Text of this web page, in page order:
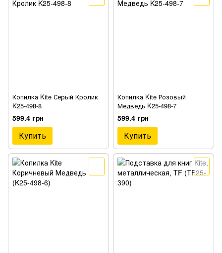
Копилка Kite Серый Кролик
K25-498-8
599.4 грн
Купить
Копилка Kite Розовый
Медведь K25-498-7
599.4 грн
Купить